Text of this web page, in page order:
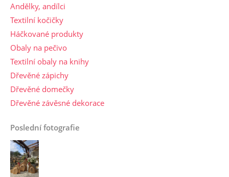
Andělky, andílci
Textilní kočičky
Háčkované produkty
Obaly na pečivo
Textilní obaly na knihy
Dřevěné zápichy
Dřevěné domečky
Dřevěné závěsné dekorace
Poslední fotografie